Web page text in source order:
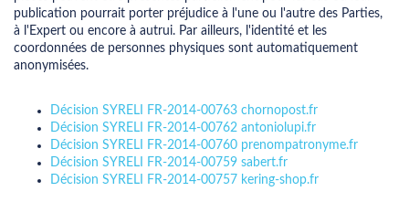
publication pourrait porter préjudice à l'une ou l'autre des Parties,
à l'Expert ou encore à autrui. Par ailleurs, l'identité et les
coordonnées de personnes physiques sont automatiquement
anonymisées.
Décision SYRELI FR-2014-00763 chornopost.fr
Décision SYRELI FR-2014-00762 antoniolupi.fr
Décision SYRELI FR-2014-00760 prenompatronyme.fr
Décision SYRELI FR-2014-00759 sabert.fr
Décision SYRELI FR-2014-00757 kering-shop.fr